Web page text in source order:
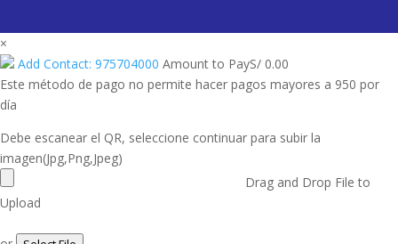
×
Add Contact: 975704000 Amount to PayS/ 0.00
Este método de pago no permite hacer pagos mayores a 950 por
día
Debe escanear el QR, seleccione continuar para subir la
imagen(Jpg,Png,Jpeg)
Drag and Drop File to
Upload